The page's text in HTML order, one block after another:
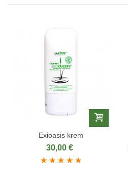
Exioasis krem
30,00 €